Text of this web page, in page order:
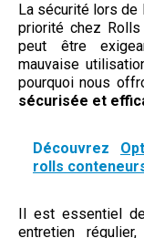
La sécurité lors de
priorité chez Rolls
peut être
mauvaise
pourquoi nous
sécurisée et
Découvrez
rolls
Il est essentiel
entretien